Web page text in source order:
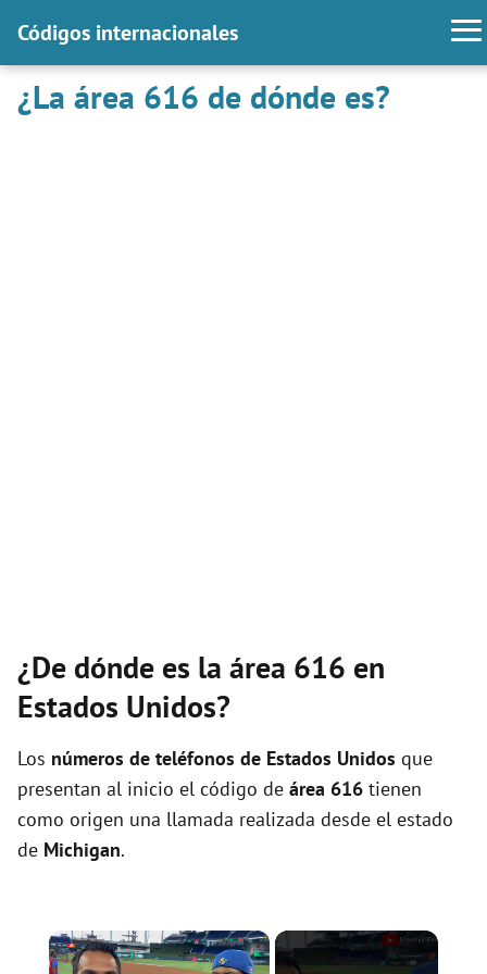
Códigos internacionales
¿La área 616 de dónde es?
¿De dónde es la área 616 en
Estados Unidos?
Los números de teléfonos de Estados Unidos que
presentan al inicio el código de área 616 tienen
como origen una llamada realizada desde el estado
de Michigan.
×